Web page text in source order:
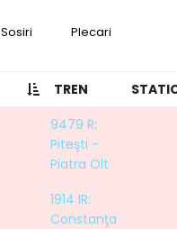
Sosiri Plecari
TREN
9479 R:
Piteşti -
Piatra Olt
1914 IR:
Constanţa